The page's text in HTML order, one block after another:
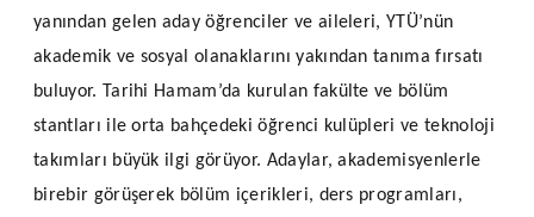
yanından gelen aday öğrenciler ve aileleri, YTÜ’nün
akademik ve sosyal olanaklarını yakından tanıma fırsatı
buluyor. Tarihi Hamam’da kurulan fakülte ve bölüm
stantları ile orta bahçedeki öğrenci kulüpleri ve teknoloji
takımları büyük ilgi görüyor. Adaylar, akademisyenlerle
birebir görüşerek bölüm içerikleri, ders programları,